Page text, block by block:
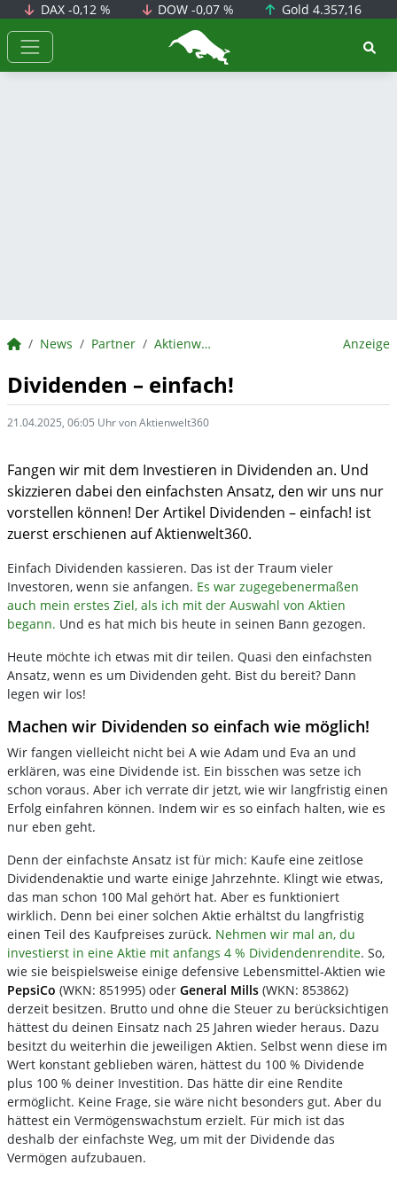
DAX -0,12 % DOW-0,07 % Gold 4.357,16
BörsenNEWS.de
BörsenNEWS.de
News Partner Aktienwelt360 Anzeige
Dividenden – einfach!
21.04.2025, 06:05 Uhr von Aktienwelt360
Fangen wir mit dem Investieren in Dividenden an. Und
skizzieren dabei den einfachsten Ansatz, den wir uns nur
vorstellen können! Der Artikel Dividenden – einfach! ist
zuerst erschienen auf Aktienwelt360.
Einfach Dividenden kassieren. Das ist der Traum vieler
Investoren, wenn sie anfangen. Es war zugegebenermaßen
auch mein erstes Ziel, als ich mit der Auswahl von Aktien
begann. Und es hat mich bis heute in seinen Bann gezogen.
Heute möchte ich etwas mit dir teilen. Quasi den einfachsten
Ansatz, wenn es um Dividenden geht. Bist du bereit? Dann
legen wir los!
Machen wir Dividenden so einfach wie möglich!
Wir fangen vielleicht nicht bei A wie Adam und Eva an und
erklären, was eine Dividende ist. Ein bisschen was setze ich
schon voraus. Aber ich verrate dir jetzt, wie wir langfristig einen
Erfolg einfahren können. Indem wir es so einfach halten, wie es
nur eben geht.
Denn der einfachste Ansatz ist für mich: Kaufe eine zeitlose
Dividendenaktie und warte einige Jahrzehnte. Klingt wie etwas,
das man schon 100 Mal gehört hat. Aber es funktioniert
wirklich. Denn bei einer solchen Aktie erhältst du langfristig
einen Teil des Kaufpreises zurück. Nehmen wir mal an, du
investierst in eine Aktie mit anfangs 4 % Dividendenrendite. So,
wie sie beispielsweise einige defensive Lebensmittel-Aktien wie
PepsiCo (WKN: 851995) oder General Mills (WKN: 853862)
derzeit besitzen. Brutto und ohne die Steuer zu berücksichtigen
hättest du deinen Einsatz nach 25 Jahren wieder heraus. Dazu
besitzt du weiterhin die jeweiligen Aktien. Selbst wenn diese im
Wert konstant geblieben wären, hättest du 100 % Dividende
plus 100 % deiner Investition. Das hätte dir eine Rendite
ermöglicht. Keine Frage, sie wäre nicht besonders gut. Aber du
hättest ein Vermögenswachstum erzielt. Für mich ist das
deshalb der einfachste Weg, um mit der Dividende das
Vermögen aufzubauen.